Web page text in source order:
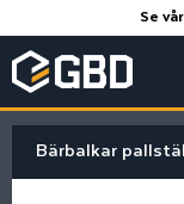
Se
Bärbalkar